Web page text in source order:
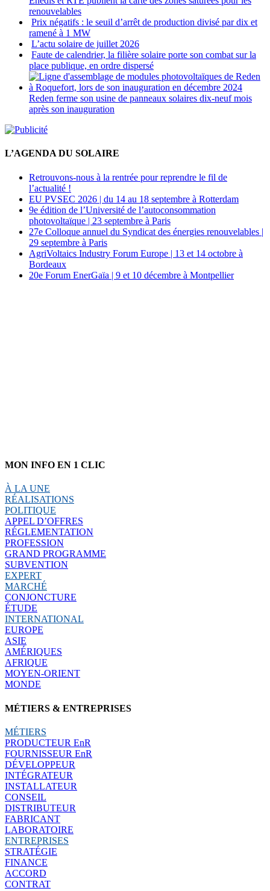
renouvelables
Prix négatifs : le seuil d’arrêt de production divisé par dix et
ramené à 1 MW
L’actu solaire de juillet 2026
Faute de calendrier, la filière solaire porte son combat sur la
place publique, en ordre dispersé
Reden ferme son usine de panneaux solaires dix-neuf mois
après son inauguration
L’AGENDA DU SOLAIRE
Retrouvons-nous à la rentrée pour reprendre le fil de
l’actualité !
EU PVSEC 2026 | du 14 au 18 septembre à Rotterdam
9e édition de l’Université de l’autoconsommation
photovoltaïque | 23 septembre à Paris
27e Colloque annuel du Syndicat des énergies renouvelables |
29 septembre à Paris
AgriVoltaics Industry Forum Europe | 13 et 14 octobre à
Bordeaux
20e Forum EnerGaïa | 9 et 10 décembre à Montpellier
MON INFO EN 1 CLIC
À LA UNE
RÉALISATIONS
POLITIQUE
APPEL D’OFFRES
RÉGLEMENTATION
PROFESSION
GRAND PROGRAMME
SUBVENTION
EXPERT
MARCHÉ
CONJONCTURE
ÉTUDE
INTERNATIONAL
EUROPE
ASIE
AMÉRIQUES
AFRIQUE
MOYEN-ORIENT
MONDE
MÉTIERS & ENTREPRISES
MÉTIERS
PRODUCTEUR EnR
FOURNISSEUR EnR
DÉVELOPPEUR
INTÉGRATEUR
INSTALLATEUR
CONSEIL
DISTRIBUTEUR
FABRICANT
LABORATOIRE
ENTREPRISES
STRATÉGIE
FINANCE
ACCORD
CONTRAT